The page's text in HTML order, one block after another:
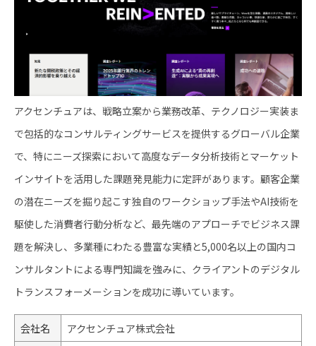
アクセンチュアは、戦略立案から業務改革、テクノロジー実装ま
で包括的なコンサルティングサービスを提供するグローバル企業
で、特にニーズ探索において高度なデータ分析技術とマーケット
インサイトを活用した課題発見能力に定評があります。顧客企業
の潜在ニーズを掘り起こす独自のワークショップ手法やAI技術を
駆使した消費者行動分析など、最先端のアプローチでビジネス課
題を解決し、多業種にわたる豊富な実績と5,000名以上の国内コ
ンサルタントによる専門知識を強みに、クライアントのデジタル
トランスフォーメーションを成功に導いています。
会社名
アクセンチュア株式会社